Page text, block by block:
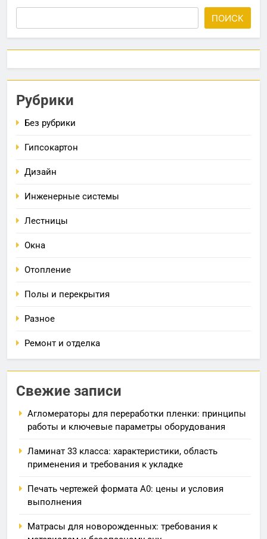
ПОИСК
Рубрики
Без рубрики
Гипсокартон
Дизайн
Инженерные системы
Лестницы
Окна
Отопление
Полы и перекрытия
Разное
Ремонт и отделка
Свежие записи
Агломераторы для переработки пленки: принципы
работы и ключевые параметры оборудования
Ламинат 33 класса: характеристики, область
применения и требования к укладке
Печать чертежей формата А0: цены и условия
выполнения
Матрасы для новорожденных: требования к